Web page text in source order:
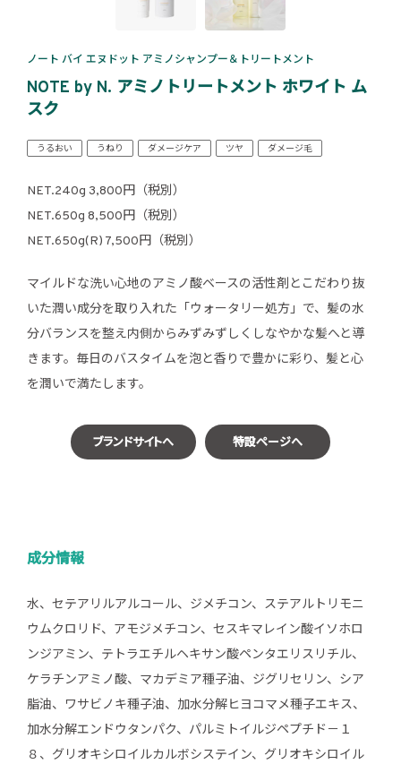
ノート バイ エヌドット アミノシャンプー＆トリートメント
NOTE by N. アミノトリートメント ホワイト ム
スク
うるおい うねり ダメージケア ツヤ ダメージ毛
NET.240g 3,800円（税別）
NET.650g 8,500円（税別）
NET.650g(R) 7,500円（税別）
マイルドな洗い心地のアミノ酸ベースの活性剤とこだわり抜
いた潤い成分を取り入れた「ウォータリー処方」で、髪の水
分バランスを整え内側からみずみずしくしなやかな髪へと導
きます。毎日のバスタイムを泡と香りで豊かに彩り、髪と心
を潤いで満たします。
ブランドサイトへ 特設ページへ
成分情報
水、セテアリルアルコール、ジメチコン、ステアルトリモニ
ウムクロリド、アモジメチコン、セスキマレイン酸イソホロ
ンジアミン、テトラエチルヘキサン酸ペンタエリスリチル、
ケラチンアミノ酸、マカデミア種子油、ジグリセリン、シア
脂油、ワサビノキ種子油、加水分解ヒヨコマメ種子エキス、
加水分解エンドウタンパク、パルミトイルジペプチド－１
８、グリオキシロイルカルボシステイン、グリオキシロイル